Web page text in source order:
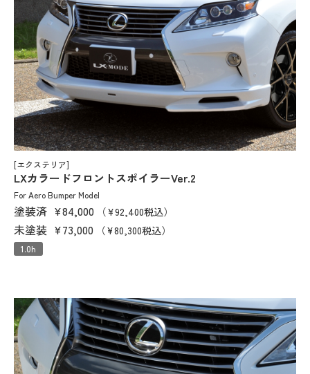
[エクステリア]
LXカラードフロントスポイラーVer.2
For Aero Bumper Model
塗装済 ¥84,000 （¥92,400税込）
未塗装 ¥73,000 （¥80,300税込）
1.0h